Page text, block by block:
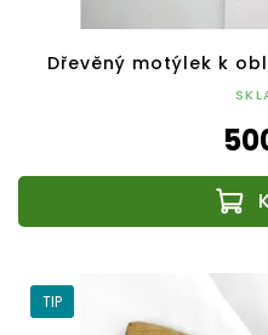
Dřevěný motýlek k
TIP